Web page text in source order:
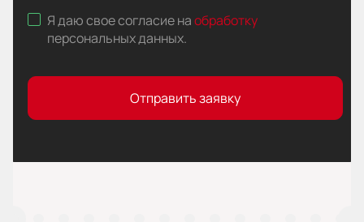
Я даю свое согласие наобработку
персональных данных.
Отправить заявку